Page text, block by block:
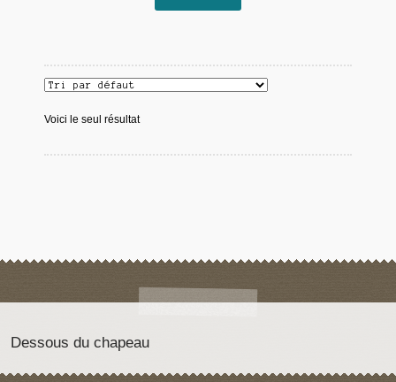
Voici le seul résultat
Dessous du chapeau